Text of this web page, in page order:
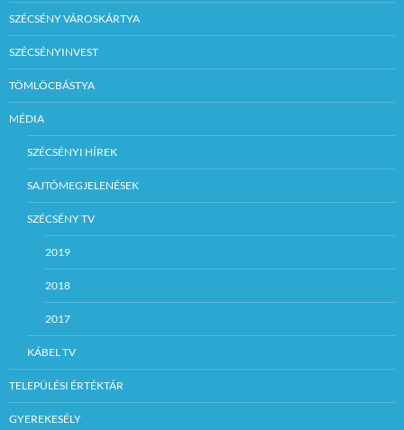
SZÉCSÉNY VÁROSKÁRTYA
SZÉCSÉNYINVEST
TÖMLÖCBÁSTYA
MÉDIA
SZÉCSÉNYI HÍREK
SAJTÓMEGJELENÉSEK
SZÉCSÉNY TV
2019
2018
2017
KÁBEL TV
TELEPÜLÉSI ÉRTÉKTÁR
GYEREKESÉLY